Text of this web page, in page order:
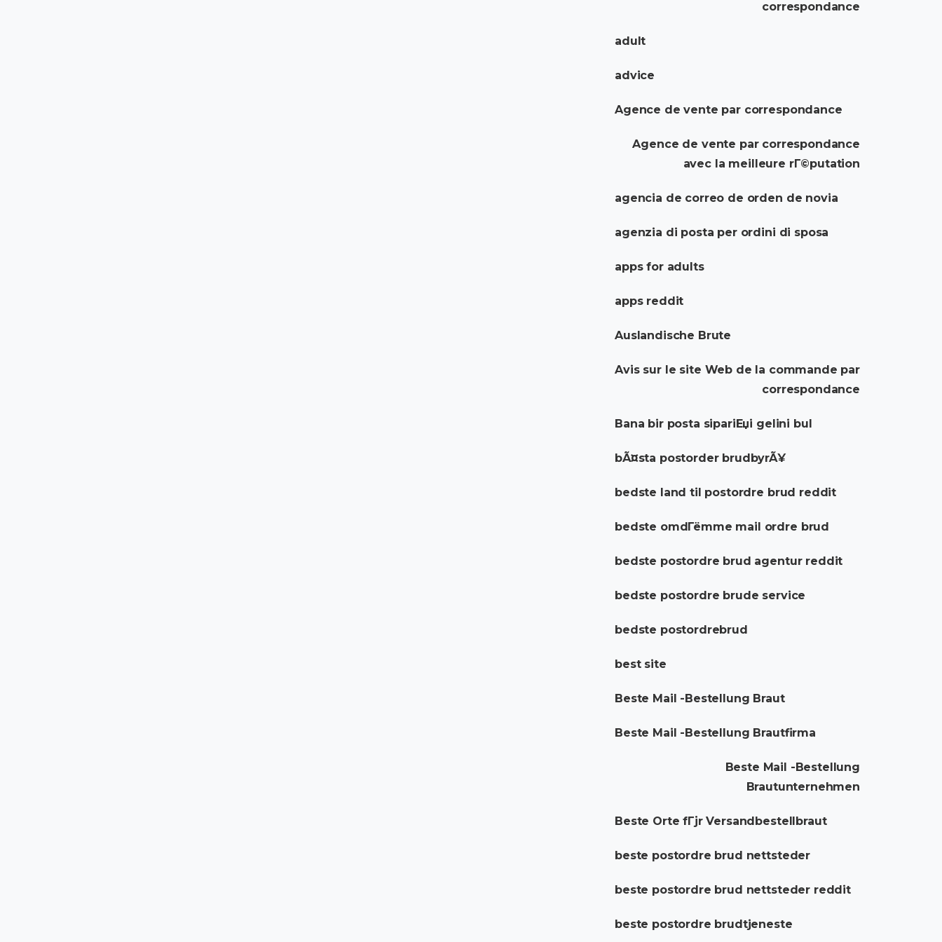
correspondance
adult
advice
Agence de vente par correspondance
Agence de vente par correspondance
avec la meilleure rГ©putation
agencia de correo de orden de novia
agenzia di posta per ordini di sposa
apps for adults
apps reddit
Auslandische Brute
Avis sur le site Web de la commande par
correspondance
Bana bir posta sipariЕџi gelini bul
bÃ¤sta postorder brudbyrÃ¥
bedste land til postordre brud reddit
bedste omdГёmme mail ordre brud
bedste postordre brud agentur reddit
bedste postordre brude service
bedste postordrebrud
best site
Beste Mail -Bestellung Braut
Beste Mail -Bestellung Brautfirma
Beste Mail -Bestellung
Brautunternehmen
Beste Orte fГјr Versandbestellbraut
beste postordre brud nettsteder
beste postordre brud nettsteder reddit
beste postordre brudtjeneste